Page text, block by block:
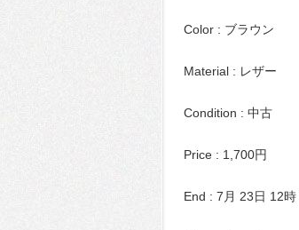
Color : ブラウン
Material : レザー
Condition : 中古
Price : 1,700円
End : 7月 23日 12時